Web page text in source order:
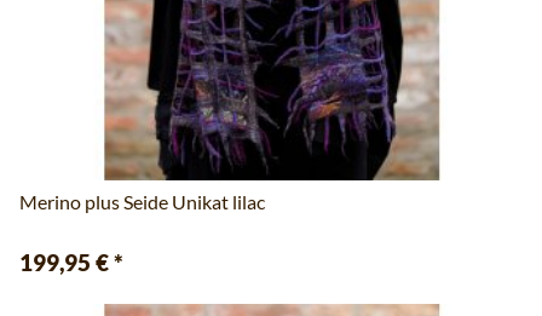
Merino plus Seide Unikat lilac
199,95 €*